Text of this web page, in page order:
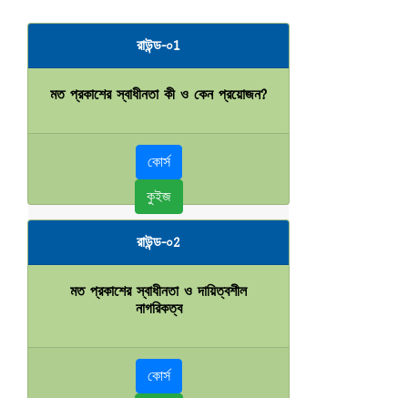
রাউন্ড-০1
মত প্রকাশের স্বাধীনতা কী ও কেন প্রয়োজন?
কোর্স
কুইজ
রাউন্ড-০2
মত প্রকাশের স্বাধীনতা ও দায়িত্বশীল
নাগরিকত্ব
কোর্স